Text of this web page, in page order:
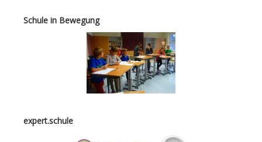
Schule in Bewegung
expert.schule